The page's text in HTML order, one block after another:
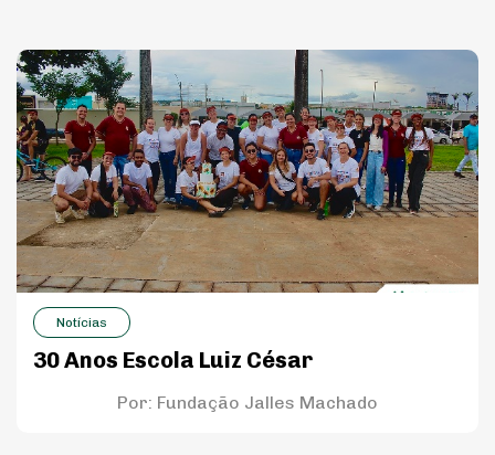
Notícias
30 Anos Escola Luiz César
Por: Fundação Jalles Machado